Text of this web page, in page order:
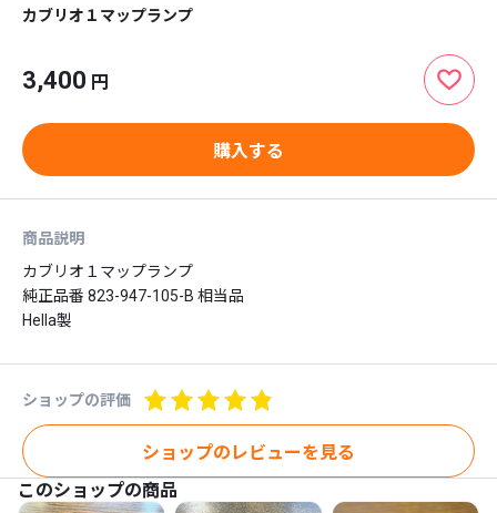
カブリオ１マップランプ
3,400 円
購入する
商品説明
カブリオ１マップランプ
純正品番 823-947-105-B 相当品
Hella製
ショップの評価
ショップのレビューを見る
このショップの商品